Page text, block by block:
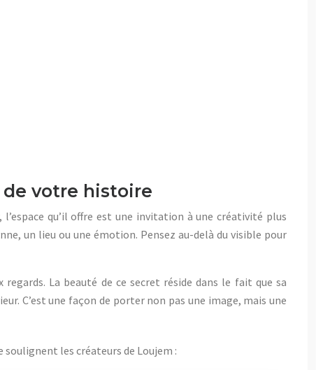
votre histoire
qu’il offre est une invitation à une créativité plus
un lieu ou une émotion. Pensez au-delà du visible pour
La beauté de ce secret réside dans le fait que sa
C’est une façon de porter non pas une image, mais une
soulignent les créateurs de Loujem :